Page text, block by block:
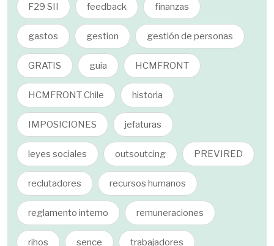
F29 SII feedback finanzas
gastos gestion gestión de personas
GRATIS guia HCMFRONT
HCMFRONT Chile historia
IMPOSICIONES jefaturas
leyes sociales outsoutcing PREVIRED
reclutadores recursos humanos
reglamento interno remuneraciones
rihos sence trabajadores